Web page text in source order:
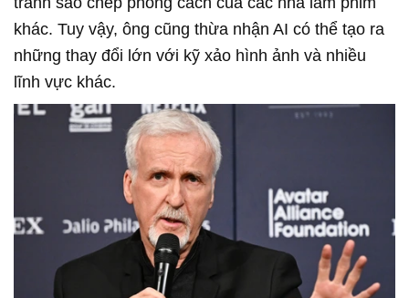
khác. Tuy vậy, ông cũng thừa nhận AI có thể tạo ra
những thay đổi lớn với kỹ xảo hình ảnh và nhiều
lĩnh vực khác.